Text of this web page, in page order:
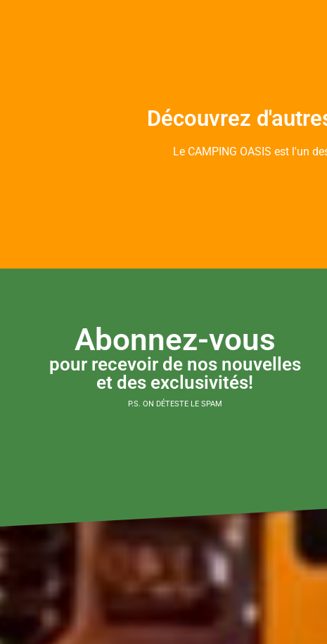
Découvrez
Le CAMPING OASIS est l'un
Abonnez-vous
pour recevoir de nos nouvelles
et des exclusivités!
P.S. ON DÉTESTE LE SPAM